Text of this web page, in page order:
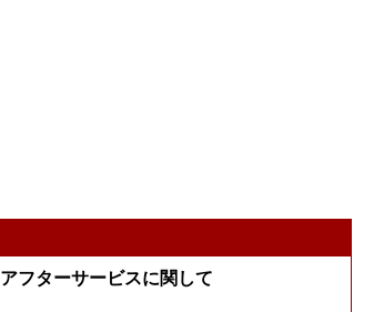
アフターサービスに関して